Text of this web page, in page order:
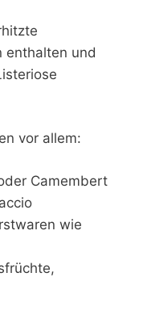
enthalten und
vor allem:
Camembert
wie